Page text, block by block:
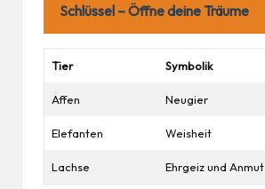
Schlüssel – Öffne deine Träume
Tier Symbolik
Affen Neugier
Elefanten Weisheit
Lachse Ehrgeiz und Anmut